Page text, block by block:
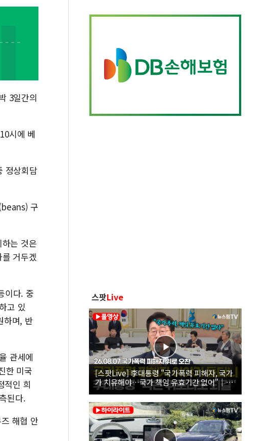
다…상피제 실시
분 일부 매각
3일간의
시에 베
정상회담
구
는 것은
거두겠
이다. 중
고 있
하며, 반
관세에
한 미국
적인 희
된다.
해협 안
스팟Live
[스팟Live] 李대통령 "국가폭력 피해자, 국가
가 치유해야…국가 책임 유효기간 없어"｜
26.08.07 국가폭력 피해자 위로 오찬